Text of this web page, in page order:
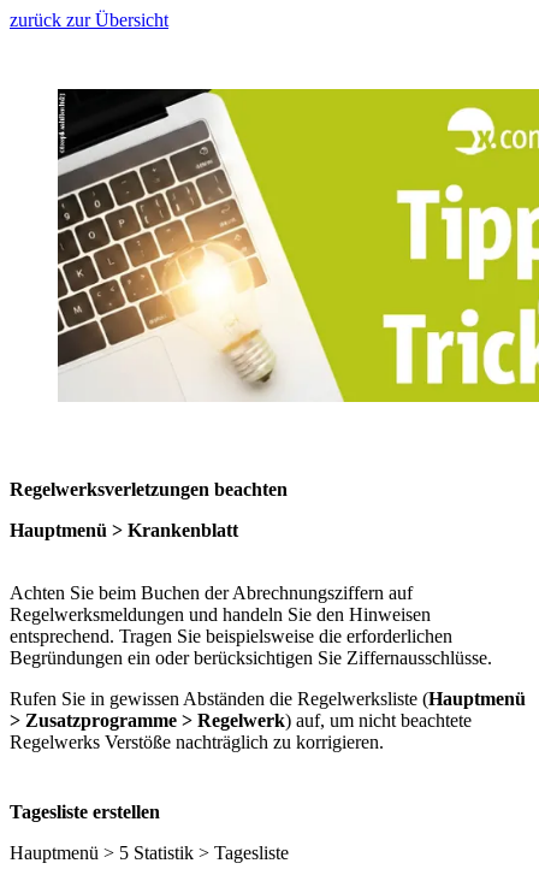
zurück zur Übersicht
Regelwerksverletzungen beachten
Hauptmenü > Krankenblatt
Achten Sie beim Buchen der Abrechnungsziffern auf
Regelwerksmeldungen und handeln Sie den Hinweisen
entsprechend. Tragen Sie beispielsweise die erforderlichen
Begründungen ein oder berücksichtigen Sie Ziffernausschlüsse.
Rufen Sie in gewissen Abständen die Regelwerksliste (Hauptmenü
> Zusatzprogramme > Regelwerk) auf, um nicht beachtete
Regelwerks Verstöße nachträglich zu korrigieren.
Tagesliste erstellen
Hauptmenü > 5 Statistik > Tagesliste